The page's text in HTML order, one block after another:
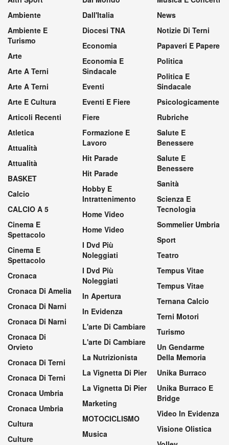
Ambiente
Ambiente E
Turismo
Arte
Arte A Terni
Arte A Terni
Arte E Cultura
Articoli Recenti
Atletica
Attualità
Attualità
BASKET
Calcio
CALCIO A 5
Cinema E
Spettacolo
Cinema E
Spettacolo
Cronaca
Cronaca Di Amelia
Cronaca Di Narni
Cronaca Di Narni
Cronaca Di
Orvieto
Cronaca Di Terni
Cronaca Di Terni
Cronaca Umbria
Cronaca Umbria
Cultura
Culture
Dall'Italia
Diocesi TNA
Economia
Economia E
Sindacale
Eventi
Eventi E Fiere
Fiere
Formazione E
Lavoro
Hit Parade
Hit Parade
Hobby E
Intrattenimento
Home Video
Home Video
I Dvd Più
Noleggiati
I Dvd Più
Noleggiati
In Apertura
In Evidenza
L'arte Di Cambiare
L'arte Di Cambiare
La Nutrizionista
La Vignetta Di Pier
La Vignetta Di Pier
Marketing
MOTOCICLISMO
Musica
News
Notizie Di Terni
Papaveri E Papere
Politica
Politica E
Sindacale
Psicologicamente
Rubriche
Salute E
Benessere
Salute E
Benessere
Sanità
Scienza E
Tecnologia
Sommelier Umbria
Sport
Teatro
Tempus Vitae
Tempus Vitae
Ternana Calcio
Terni Motori
Turismo
Un Gendarme
Della Memoria
Unika Burraco
Unika Burraco E
Bridge
Video In Evidenza
Visione Olistica